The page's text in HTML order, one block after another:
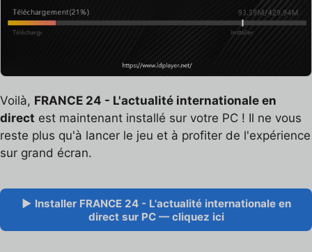
Voilà, FRANCE 24 - L'actualité internationale en
direct est maintenant installé sur votre PC ! Il ne vous
reste plus qu'à lancer le jeu et à profiter de l'expérience
sur grand écran.
▶ Installer FRANCE 24 - L'actualité internationale en
direct sur PC — cliquez ici